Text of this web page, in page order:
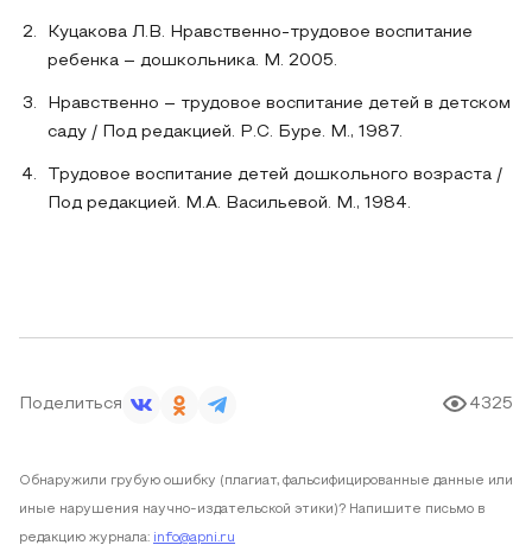
Куцакова Л.В. Нравственно-трудовое воспитание
ребенка – дошкольника. М. 2005.
Нравственно – трудовое воспитание детей в детском
саду / Под редакцией. Р.С. Буре. М., 1987.
Трудовое воспитание детей дошкольного возраста /
Под редакцией. М.А. Васильевой. М., 1984.
Поделиться 4325
Обнаружили грубую ошибку (плагиат, фальсифицированные данные или
иные нарушения научно-издательской этики)? Напишите письмо в
редакцию журнала: info@apni.ru